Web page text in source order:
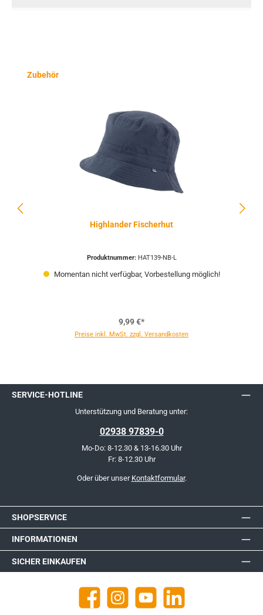
Produktgalerie überspringen
Zubehör
Highlander Fischerhut
Produktnummer: HAT139-NB-L
Momentan nicht verfügbar, Vorbestellung möglich!
9,99 €*
Preise inkl. MwSt. zzgl. Versandkosten
SERVICE-HOTLINE
Unterstützung und Beratung unter:
02938 97839-0
Mo-Do: 8-12.30 & 13-16.30 Uhr
Fr: 8-12.30 Uhr
Oder über unser Kontaktformular.
SHOPSERVICE
INFORMATIONEN
SICHER EINKAUFEN
Facebook Instagram YouTube https://de.linkedin.com/company/